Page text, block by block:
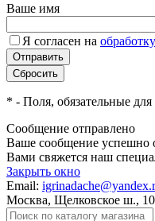
Ваше имя
Я согласен на
* - Поля, обязательные
Сообщение отправлено
Ваше сообщение успешно
Вами свяжется наш
Закрыть окно
Email:
Москва, Щелковское ш.,